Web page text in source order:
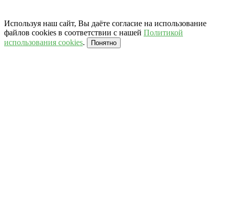
Используя наш сайт, Вы даёте согласие на использование
файлов cookies в соответствии с нашей Политикой
использования cookies. Понятно